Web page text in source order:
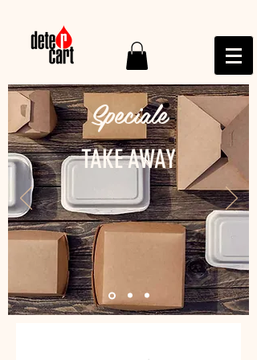
Speciale
TAKE AWAY